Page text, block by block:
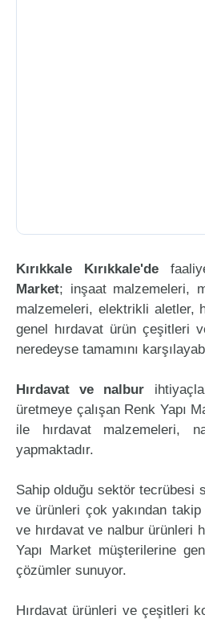
Kırıkkale Kırıkkale'de
Market; inşaat malzemeleri,
malzemeleri, elektrikli aletler,
genel hırdavat ürün çeşitleri
neredeyse tamamını
Hırdavat ve nalbur
üretmeye çalışan Renk Yapı
ile hırdavat malzemeleri,
yapmaktadır.
Sahip olduğu sektör tecrübesi
ve ürünleri çok yakından
ve hırdavat ve nalbur ürünleri
Yapı Market müşterilerine
çözümler sunuyor.
Hırdavat ürünleri ve çeşitleri